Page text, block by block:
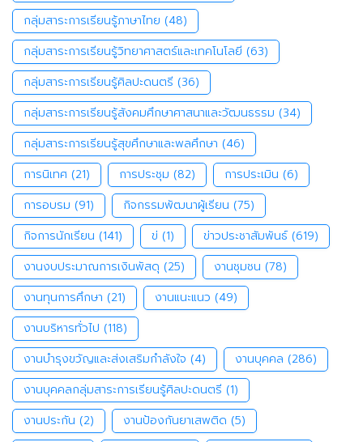
กลุ่มสาระการเรียนรู้ภาษาไทย (48)
กลุ่มสาระการเรียนรู้วิทยาศาสตร์และเทคโนโลยี (63)
กลุ่มสาระการเรียนรู้ศิลปะดนตรี (36)
กลุ่มสาระการเรียนรู้สังคมศึกษาศาสนาและวัฒนธรรม (34)
กลุ่มสาระการเรียนรู้สุขศึกษาและพลศึกษา (46)
การนิเทศ (21) การประชุม (82) การประเมิน (6)
การอบรม (91) กิจกรรมพัฒนาผู้เรียน (75)
กิจการนักเรียน (141) ข่ (1) ข่าวประชาสัมพันธ์ (619)
งานงบประมาณการเงินพัสดุ (25) งานชุมชน (78)
งานทุนการศึกษา (21) งานแนะแนว (49)
งานบริหารทั่วไป (118)
งานบำรุงขวัญและส่งเสริมกำลังใจ (4) งานบุคคล (286)
งานบุคคลกลุ่มสาระการเรียนรู้ศิลปะดนตรี (1)
งานประกัน (2) งานป้องกันยาเสพติด (5)